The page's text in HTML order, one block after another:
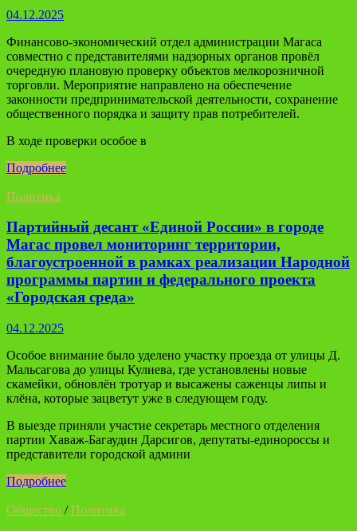
04.12.2025
Финансово-экономический отдел администрации Магаса
совместно с представителями надзорных органов провёл
очередную плановую проверку объектов мелкорозничной
торговли. Мероприятие направлено на обеспечение
законности предпринимательской деятельности, сохранение
общественного порядка и защиту прав потребителей.
В ходе проверки особое в
Подробнее
Политика
Партийный десант «Единой России» в городе
Магас провел мониторинг территории,
благоустроенной в рамках реализации Народной
программы партии и федерального проекта
«Городская среда»
04.12.2025
Особое внимание было уделено участку проезда от улицы Д.
Мальсагова до улицы Кулиева, где установлены новые
скамейки, обновлён тротуар и высажены саженцы липы и
клёна, которые зацветут уже в следующем году.
В выезде приняли участие секретарь местного отделения
партии Хаваж-Багаудин Дарсигов, депутаты-единороссы и
представители городской админи
Подробнее
Общество /Политика